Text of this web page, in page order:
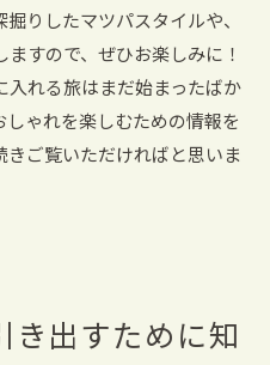
りしたマツパスタイルや、
すので、ぜひお楽しみに！
入れる旅はまだ始まったばか
しゃれを楽しむための情報を
きご覧いただければと思いま
き出すために知